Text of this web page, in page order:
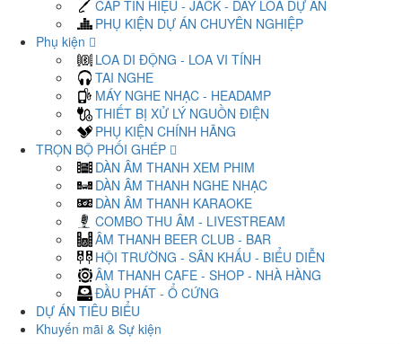
CÁP TÍN HIỆU - JACK - DÂY LOA DỰ ÁN
PHỤ KIỆN DỰ ÁN CHUYÊN NGHIỆP
Phụ kiện
LOA DI ĐỘNG - LOA VI TÍNH
TAI NGHE
MÁY NGHE NHẠC - HEADAMP
THIẾT BỊ XỬ LÝ NGUỒN ĐIỆN
PHỤ KIỆN CHÍNH HÃNG
TRỌN BỘ PHỐI GHÉP
DÀN ÂM THANH XEM PHIM
DÀN ÂM THANH NGHE NHẠC
DÀN ÂM THANH KARAOKE
COMBO THU ÂM - LIVESTREAM
ÂM THANH BEER CLUB - BAR
HỘI TRƯỜNG - SÂN KHẤU - BIỂU DIỄN
ÂM THANH CAFE - SHOP - NHÀ HÀNG
ĐẦU PHÁT - Ổ CỨNG
DỰ ÁN TIÊU BIỂU
Khuyến mãi & Sự kiện